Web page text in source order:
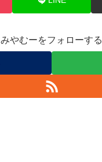
みやむーをフォローする